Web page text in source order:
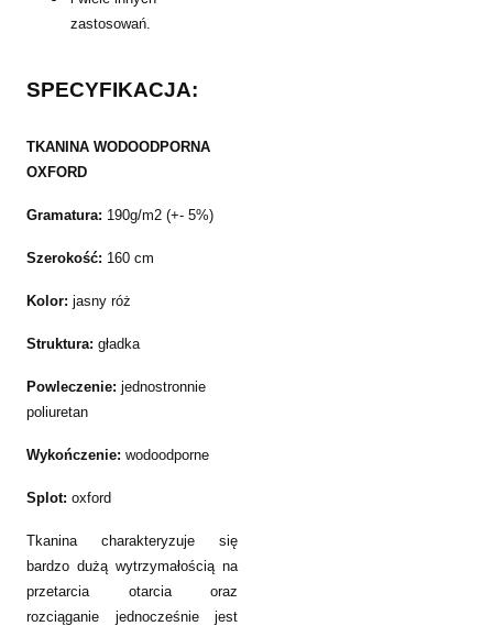
zastosowań.
SPECYFIKACJA:
TKANINA WODOODPORNA
OXFORD
Gramatura: 190g/m2 (+- 5%)
Szerokość: 160 cm
Kolor: jasny róż
Struktura: gładka
Powleczenie: jednostronnie
poliuretan
Wykończenie: wodoodporne
Splot: oxford
Tkanina charakteryzuje się
bardzo dużą wytrzymałością na
przetarcia otarcia oraz
rozciąganie jednocześnie jest